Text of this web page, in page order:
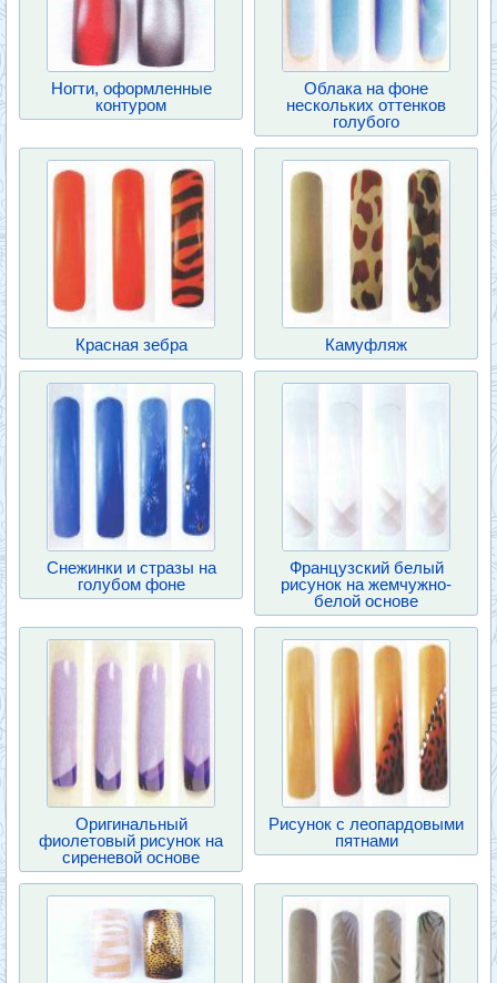
Ногти, оформленные
контуром
Облака на фоне
нескольких оттенков
голубого
Красная зебра Камуфляж
Снежинки и стразы на
голубом фоне
Французский белый
рисунок на жемчужно-
белой основе
Оригинальный
фиолетовый рисунок на
сиреневой основе
Рисунок с леопардовыми
пятнами